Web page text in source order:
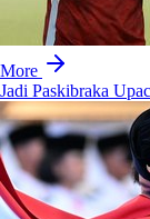
More
Jadi Paskibraka